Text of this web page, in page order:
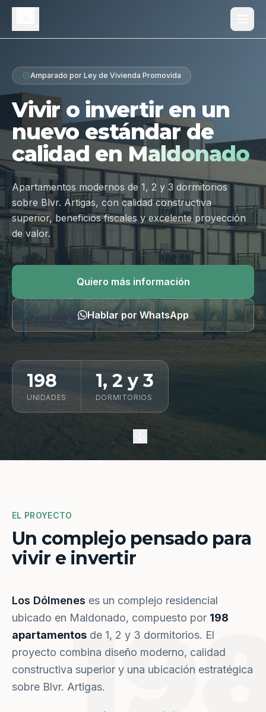
Proyecto
Diferenciales
Tipologías
Galería
Ubicación
Contacto
Hablar por WhatsApp
Amparado por Ley de Vivienda Promovida
Vivir o invertir en un
nuevo estándar de
calidad en Maldonado
Apartamentos modernos de 1, 2 y 3 dormitorios
sobre Blvr. Artigas, con calidad constructiva
superior, beneficios fiscales y excelente proyección
de valor.
Quiero más información
Hablar por WhatsApp
198
UNIDADES
1, 2 y 3
DORMITORIOS
EL PROYECTO
Un complejo pensado para
vivir e invertir
Los Dólmenes es un complejo residencial
ubicado en Maldonado, compuesto por 198
apartamentos de 1, 2 y 3 dormitorios. El
proyecto combina diseño moderno, calidad
constructiva superior y una ubicación estratégica
sobre Blvr. Artigas.